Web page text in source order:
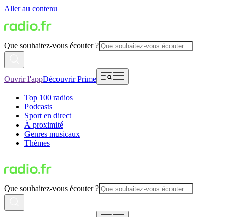
Aller au contenu
Que souhaitez-vous écouter ?
Ouvrir l'appDécouvrir Prime
Top 100 radios
Podcasts
Sport en direct
À proximité
Genres musicaux
Thèmes
Que souhaitez-vous écouter ?